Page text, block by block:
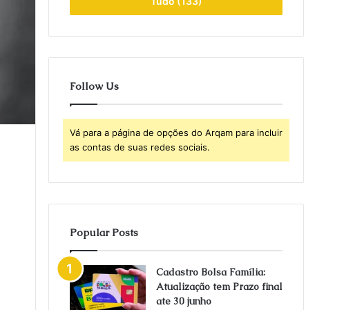
Follow Us
Vá para a página de opções do Arqam para incluir
as contas de suas redes sociais.
Popular Posts
Cadastro Bolsa Família:
Atualização tem Prazo final
ate 30 junho